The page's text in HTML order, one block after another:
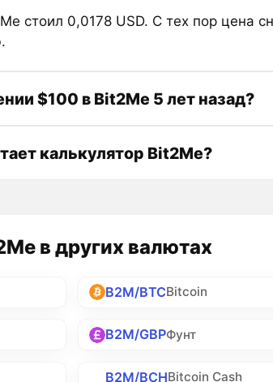
стоил 0,0178 USD. С тех пор цена
$100 в Bit2Me 5 лет назад?
калькулятор Bit2Me?
в других валютах
B2M/BTCBitcoin
B2M/GBPФунт
B2M/BCHBitcoin Cash